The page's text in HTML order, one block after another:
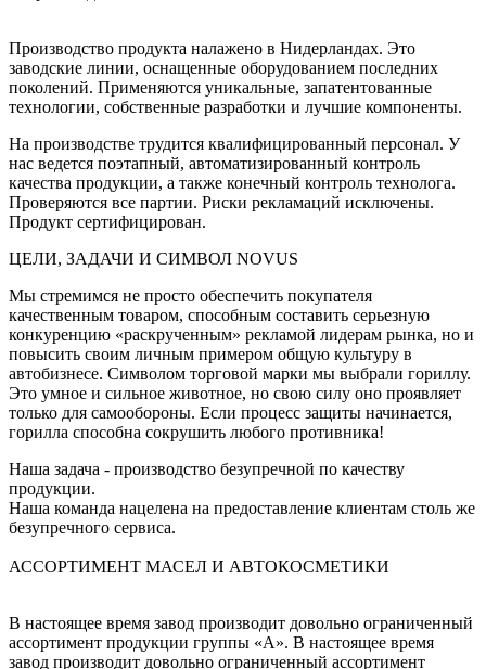
Производство продукта налажено в Нидерландах. Это
заводские линии, оснащенные оборудованием последних
поколений. Применяются уникальные, запатентованные
технологии, собственные разработки и лучшие компоненты.
На производстве трудится квалифицированный персонал. У
нас ведется поэтапный, автоматизированный контроль
качества продукции, а также конечный контроль технолога.
Проверяются все партии. Риски рекламаций исключены.
Продукт сертифицирован.
ЦЕЛИ, ЗАДАЧИ И СИМВОЛ NOVUS
Мы стремимся не просто обеспечить покупателя
качественным товаром, способным составить серьезную
конкуренцию «раскрученным» рекламой лидерам рынка, но и
повысить своим личным примером общую культуру в
автобизнесе. Символом торговой марки мы выбрали гориллу.
Это умное и сильное животное, но свою силу оно проявляет
только для самообороны. Если процесс защиты начинается,
горилла способна сокрушить любого противника!
Наша задача - производство безупречной по качеству
продукции.
Наша команда нацелена на предоставление клиентам столь же
безупречного сервиса.
АССОРТИМЕНТ МАСЕЛ И АВТОКОСМЕТИКИ
В настоящее время завод производит довольно ограниченный
ассортимент продукции группы «А». В настоящее время
завод производит довольно ограниченный ассортимент